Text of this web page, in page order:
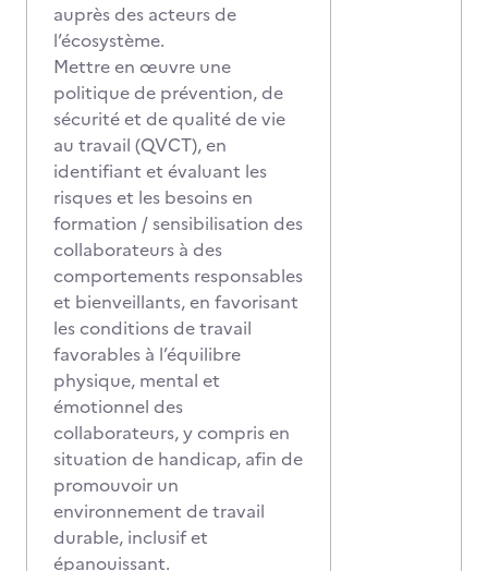
auprès des acteurs de
l’écosystème.
Mettre en œuvre une
politique de prévention, de
sécurité et de qualité de vie
au travail (QVCT), en
identifiant et évaluant les
risques et les besoins en
formation / sensibilisation des
collaborateurs à des
comportements responsables
et bienveillants, en favorisant
les conditions de travail
favorables à l’équilibre
physique, mental et
émotionnel des
collaborateurs, y compris en
situation de handicap, afin de
promouvoir un
environnement de travail
durable, inclusif et
épanouissant.